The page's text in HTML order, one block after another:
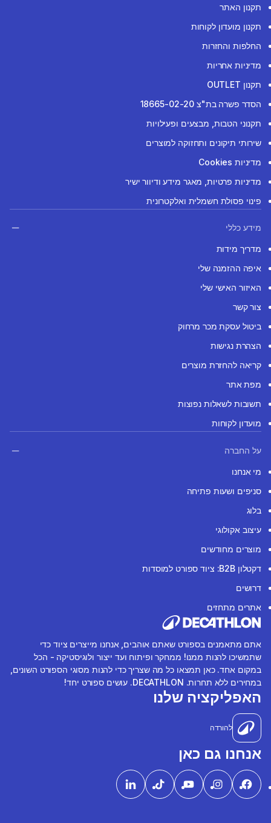
תקנון האתר
תקנון מועדון לקוחות
החלפות והחזרות
מדיניות אחריות
תקנון OUTLET
הסדר פשרה בת"צ 18665-02-20
תקנוני הטבות, מבצעים ופעילויות
שירותי תיקונים ותחזוקה למוצרים
מדיניות Cookies
מדיניות פרטיות, מאגר מידע ודיוור ישיר
פינוי פסולת חשמלית ואלקטרונית
מידע כללי
מדריך מידות
איפה ההזמנה שלי
האיזור האישי שלי
צור קשר
ביטול עסקת מכר מרחוק
הצהרת נגישות
קריאה להחזרת מוצרים
מפת אתר
תשובות לשאלות נפוצות
מועדון לקוחות
על החברה
מי אנחנו
סניפים ושעות פתיחה
בלוג
עיצוב אקולוגי
מוצרים מחודשים
דקטלון B2B: ציוד ספורט למוסדות
דרושים
אתרים מתחזים
אתם מתאמנים בספורט שאתם אוהבים, אנחנו מייצרים ציוד כדי
שתמשיכו להנות ממנו! ממחקר ופיתוח ועד ייצור ולוגיסטיקה - הכל
במקום אחד. כאן תמצאו כל מה שצריך כדי להנות מסוגי הספורט השונים,
במחירים ללא תחרות. DECATHLON. עושים ספורט יחד!
האפליקציה שלנו
להורדה
אנחנו גם כאן